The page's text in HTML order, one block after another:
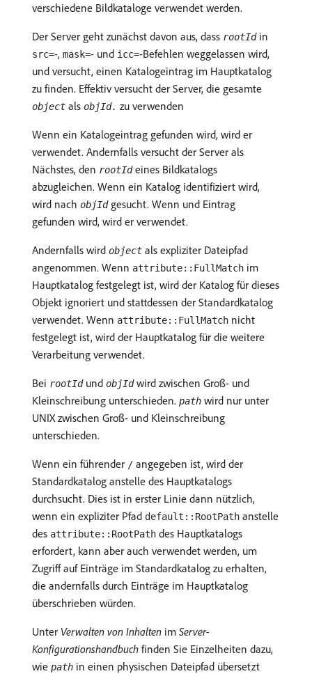
verschiedene Bildkataloge verwendet werden.
Der Server geht zunächst davon aus, dass rootIdin
src=-, mask=- und icc=-Befehlen weggelassen wird,
und versucht, einen Katalogeintrag im Hauptkatalog
zu finden. Effektiv versucht der Server, die gesamte
object als objId. zu verwenden
Wenn ein Katalogeintrag gefunden wird, wird er
verwendet. Andernfalls versucht der Server als
Nächstes, den rootIdeines Bildkatalogs
abzugleichen. Wenn ein Katalog identifiziert wird,
wird nach objIdgesucht. Wenn und Eintrag
gefunden wird, wird er verwendet.
Andernfalls wird object als expliziter Dateipfad
angenommen. Wenn attribute::FullMatch im
Hauptkatalog festgelegt ist, wird der Katalog für dieses
Objekt ignoriert und stattdessen der Standardkatalog
verwendet. Wenn attribute::FullMatch nicht
festgelegt ist, wird der Hauptkatalog für die weitere
Verarbeitung verwendet.
Bei rootIdund objIdwird zwischen Groß- und
Kleinschreibung unterschieden. path wird nur unter
UNIX zwischen Groß- und Kleinschreibung
unterschieden.
Wenn ein führender / angegeben ist, wird der
Standardkatalog anstelle des Hauptkatalogs
durchsucht. Dies ist in erster Linie dann nützlich,
wenn ein expliziter Pfad default::RootPath anstelle
des attribute::RootPath des Hauptkatalogs
erfordert, kann aber auch verwendet werden, um
Zugriff auf Einträge im Standardkatalog zu erhalten,
die andernfalls durch Einträge im Hauptkatalog
überschrieben würden.
Unter Verwalten von Inhalten im Server-
Konfigurationshandbuch finden Sie Einzelheiten dazu,
wie path in einen physischen Dateipfad übersetzt